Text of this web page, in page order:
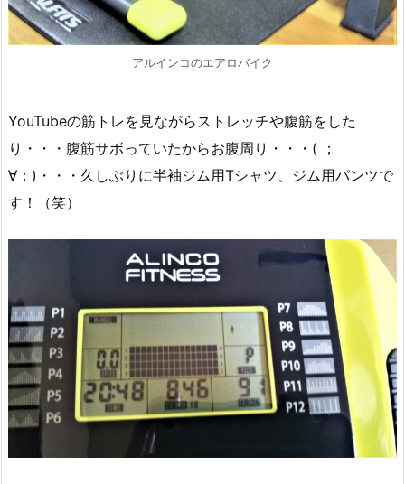
アルインコのエアロバイク
YouTubeの筋トレを見ながらストレッチや腹筋をした
り・・・腹筋サボっていたからお腹周り・・・( ；
∀；)・・・久しぶりに半袖ジム用Tシャツ、ジム用パンツで
す！（笑）